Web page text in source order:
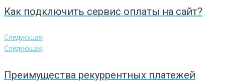
Как подключить сервис оплаты на сайт?
Следующая
Следующая
Преимущества рекуррентных платежей